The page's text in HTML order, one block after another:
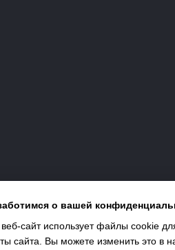
о вашей
веб-сайт использует файлы cookie
сайта. Вы можете изменить это в